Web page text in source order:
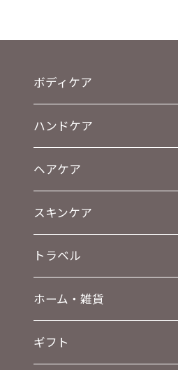
ボディケア
ハンドケア
ヘアケア
スキンケア
トラベル
ホーム・雑貨
ギフト